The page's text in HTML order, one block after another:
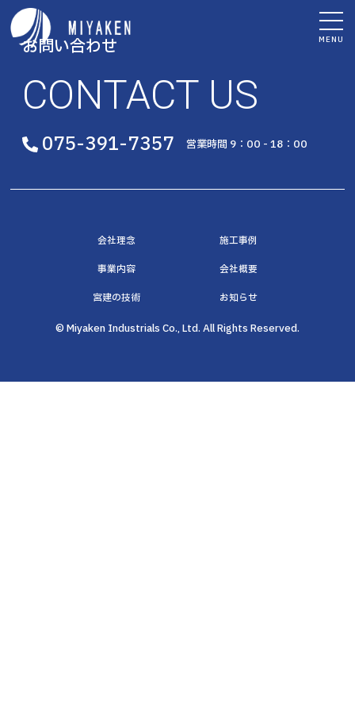
MENU
お問い合わせ
CONTACT US
075-391-7357 営業時間 9：00 - 18：00
会社理念 施工事例
事業内容 会社概要
宮建の技術 お知らせ
© Miyaken Industrials Co., Ltd. All Rights Reserved.